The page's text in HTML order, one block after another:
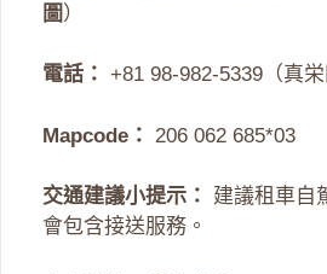
圖 ）
電話： +81 98-982-5339（真栄
Mapcode： 206 062 685*03
交通建議小提示：
建議租車自
會包含接送服務。